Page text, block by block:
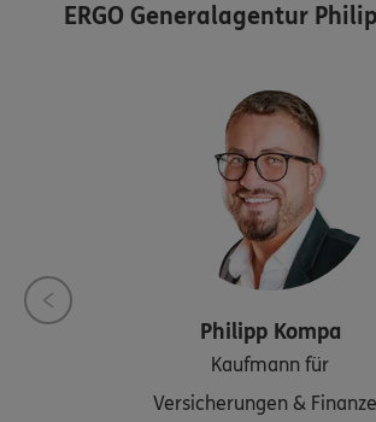
ERGO Generalagentur
Philipp Kompa
Kaufmann für
Versicherungen &